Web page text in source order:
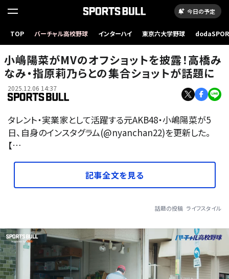
今日の予定
TOP バーチャル高校野球 インターハイ 東京六大学野球
小嶋陽菜がMVのオフショットを披露！高橋み
なみ・指原莉乃らとの集合ショットが話題に
2025.12.06 14:37
タレント・実業家として活躍する元AKB48・小嶋陽菜が5
日、自身のインスタグラム(@nyanchan22)を更新した。
【…
記事全文を見る
話題の投稿 ライフスタイル